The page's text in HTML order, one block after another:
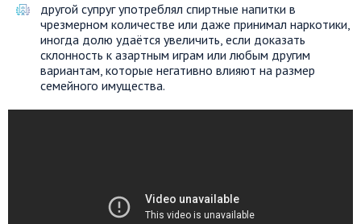
другой супруг употреблял спиртные напитки в
чрезмерном количестве или даже принимал наркотики,
иногда долю удаётся увеличить, если доказать
склонность к азартным играм или любым другим
вариантам, которые негативно влияют на размер
семейного имущества.